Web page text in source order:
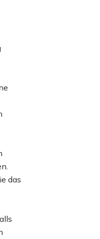
das